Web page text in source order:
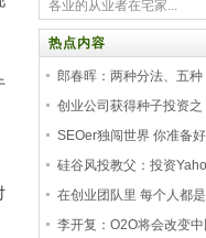
各业的从业者在宅家...
热点内容
郎春晖：两种分法、五种
创业公司获得种子投资之
SEOer独闯世界 你准备
硅谷风投教父：投资Yaho
在创业团队里 每个人都是
李开复：O2O将会改变中